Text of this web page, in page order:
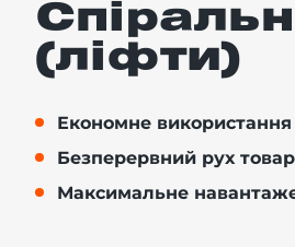
(ліфти)
Економне
Безперервний рух
Максимальне